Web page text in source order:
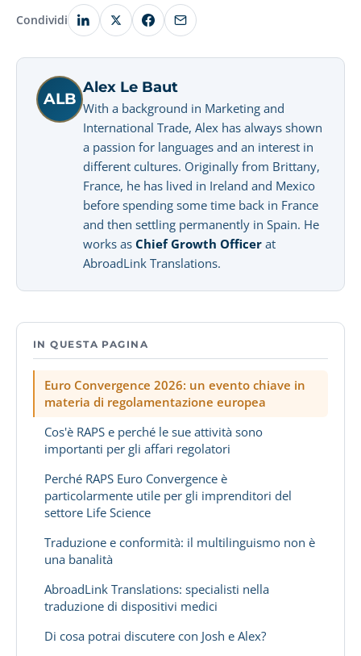
Condividi
ALB
Alex Le Baut
With a background in Marketing and
International Trade, Alex has always shown
a passion for languages and an interest in
different cultures. Originally from Brittany,
France, he has lived in Ireland and Mexico
before spending some time back in France
and then settling permanently in Spain. He
works as Chief Growth Officer at
AbroadLink Translations.
IN QUESTA PAGINA
Euro Convergence 2026: un evento chiave in
materia di regolamentazione europea
Cos'è RAPS e perché le sue attività sono
importanti per gli affari regolatori
Perché RAPS Euro Convergence è
particolarmente utile per gli imprenditori del
settore Life Science
Traduzione e conformità: il multilinguismo non è
una banalità
AbroadLink Translations: specialisti nella
traduzione di dispositivi medici
Di cosa potrai discutere con Josh e Alex?